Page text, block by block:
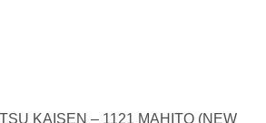
KAISEN – 1121 MAHITO (NEW